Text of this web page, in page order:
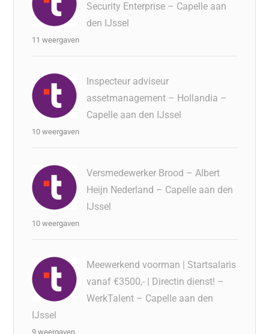
Security Enterprise – Capelle aan
den IJssel
11 weergaven
Inspecteur adviseur
assetmanagement – Hollandia –
Capelle aan den IJssel
10 weergaven
Versmedewerker Brood – Albert
Heijn Nederland – Capelle aan den
IJssel
10 weergaven
Meewerkend voorman | Startsalaris
vanaf €3500,- | Directin dienst! –
WerkTalent – Capelle aan den
IJssel
9 weergaven